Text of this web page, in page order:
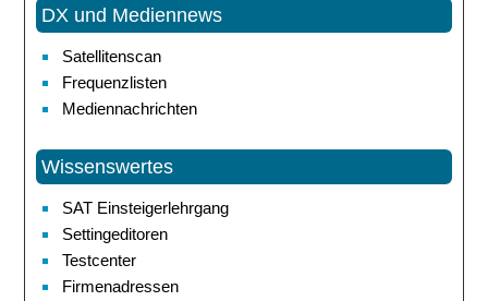
DX und Mediennews
Satellitenscan
Frequenzlisten
Mediennachrichten
Wissenswertes
SAT Einsteigerlehrgang
Settingeditoren
Testcenter
Firmenadressen